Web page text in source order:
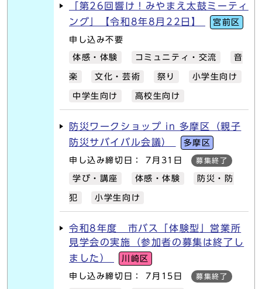
「第26回響け！みやまえ太鼓ミーティ
ング」【令和8年8月22日】
宮前区
申し込み不要
体感・体験 コミュニティ・交流 音
楽 文化・芸術 祭り 小学生向け
中学生向け 高校生向け
防災ワークショップ in 多摩区（親子
防災サバイバル会議）
多摩区
申し込み締切日： 7月31日 募集終了
学び・講座 体感・体験 防災・防
犯 小学生向け
令和8年度 市バス「体験型」営業所
見学会の実施（参加者の募集は終了し
ました）
川崎区
申し込み締切日： 7月15日 募集終了